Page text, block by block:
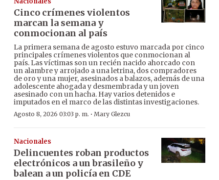
Cinco crímenes violentos
marcan la semana y
conmocionan al país
La primera semana de agosto estuvo marcada por cinco
principales crímenes violentos que conmocionan al
país. Las víctimas son un recién nacido ahorcado con
un alambre y arrojado a una letrina, dos compradores
de oro y una mujer, asesinados a balazos, además de una
adolescente ahogada y desmembrada y un joven
asesinado con un hacha. Hay varios detenidos e
imputados en el marco de las distintas investigaciones.
Agosto 8, 2026 03:03 p. m. · Mary Glezcu
Nacionales
Delincuentes roban productos
electrónicos a un brasileño y
balean a un policía en CDE